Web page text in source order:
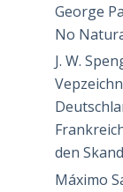
George
No
J. W.
den
Máximo